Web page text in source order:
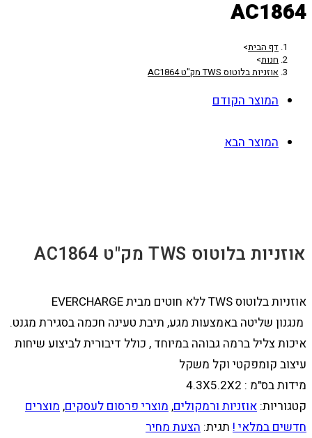
AC1864
דף הבית>
חנות>
אוזניות בלוטוס TWS מק"ט AC1864
המוצר הקודם
המוצר הבא
אוזניות בלוטוס TWS מק"ט AC1864
אוזניות בלוטוס TWS ללא חוטים מבית EVERCHARGE
מנגנון שליטה באמצעות מגע, תיבת טעינה חכמה בסגירת מגנט.
איכות צליל ברמה גבוהה במיוחד , כולל דיבורית לביצוע שיחות
עיצוב קומפקטי וקל משקל
מידות בס"מ : 4.3X5.2X2
קטגוריות: אוזניות ורמקולים, מוצרי פרסום לעסקים, מוצרים
חדשים במלאי ! תגית: הצעת מחיר